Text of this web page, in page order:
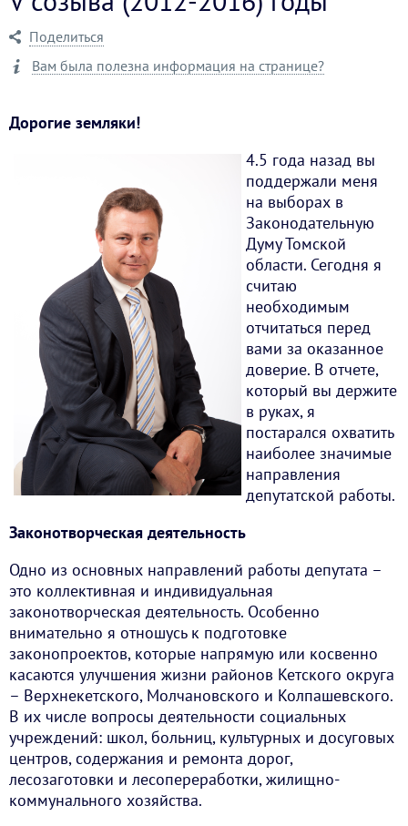
Поделиться
Вам была полезна информация на странице?
Дорогие земляки!
4.5 года назад вы
поддержали меня
на выборах в
Законодательную
Думу Томской
области. Сегодня я
считаю
необходимым
отчитаться перед
вами за оказанное
доверие. В отчете,
который вы держите
в руках, я
постарался охватить
наиболее значимые
направления
депутатской работы.
Законотворческая деятельность
Одно из основных направлений работы депутата –
это коллективная и индивидуальная
законотворческая деятельность. Особенно
внимательно я отношусь к подготовке
законопроектов, которые напрямую или косвенно
касаются улучшения жизни районов Кетского округа
– Верхнекетского, Молчановского и Колпашевского.
В их числе вопросы деятельности социальных
учреждений: школ, больниц, культурных и досуговых
центров, содержания и ремонта дорог,
лесозаготовки и лесопереработки, жилищно-
коммунального хозяйства.